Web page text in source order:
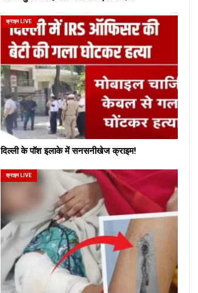
क्राइम LIVE
दिल्ली के पॉश इलाके में सनसनीखेज क्राइम!
क्राइम LIVE